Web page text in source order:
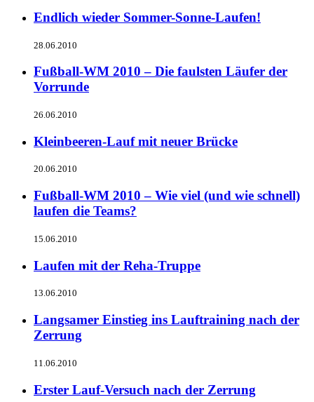
Endlich wieder Sommer-Sonne-Laufen!
28.06.2010
Fußball-WM 2010 – Die faulsten Läufer der
Vorrunde
26.06.2010
Kleinbeeren-Lauf mit neuer Brücke
20.06.2010
Fußball-WM 2010 – Wie viel (und wie schnell)
laufen die Teams?
15.06.2010
Laufen mit der Reha-Truppe
13.06.2010
Langsamer Einstieg ins Lauftraining nach der
Zerrung
11.06.2010
Erster Lauf-Versuch nach der Zerrung